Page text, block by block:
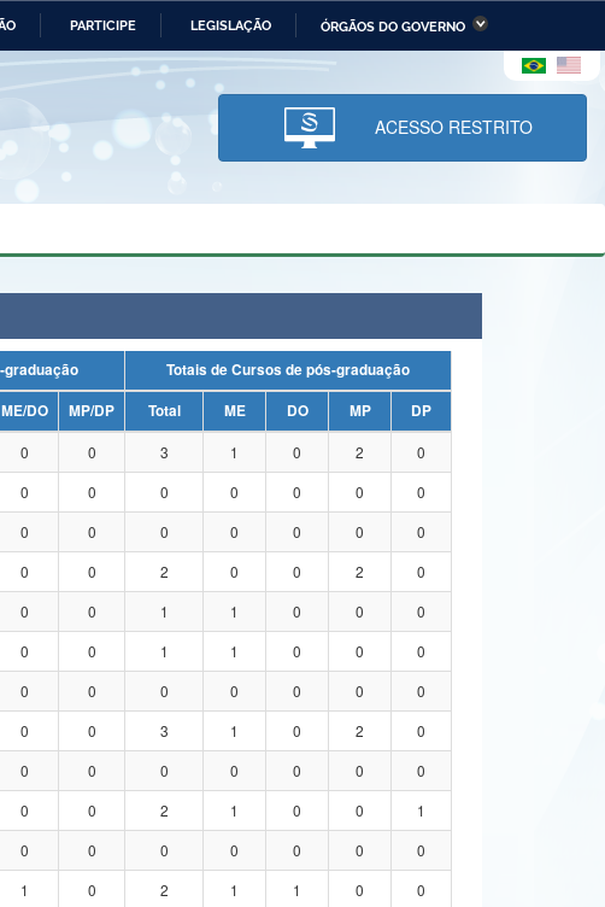
PARTICIPE LEGISLAÇÃO ÓRGÃOS DO GOVERNO
Ministério da Economia Ministério da Infraestrutura
Ministério da Ciência,
Tecnologia, Inovações e
Comunicações
e dos Direitos Humanos
Planalto
ACESSO RESTRITO
de pós-graduação
Totais de Cursos de pós-graduação
ME/DO MP/DP Total ME DO MP
DP
0 0 3 1 0 2
0
0 0 0 0 0 0
0
0 0 0 0 0 0
0
0 0 2 0 0 2
0
0 0 1 1 0 0
0
0 0 1 1 0 0
0
0 0 0 0 0 0
0
0 0 3 1 0 2
0
0 0 0 0 0 0
0
0 0 2 1 0 0
1
0 0 0 0 0 0
0
1 0 2 1 1 0
0